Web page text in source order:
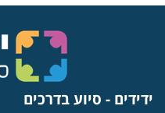
ידידים - סיוע בדרכים